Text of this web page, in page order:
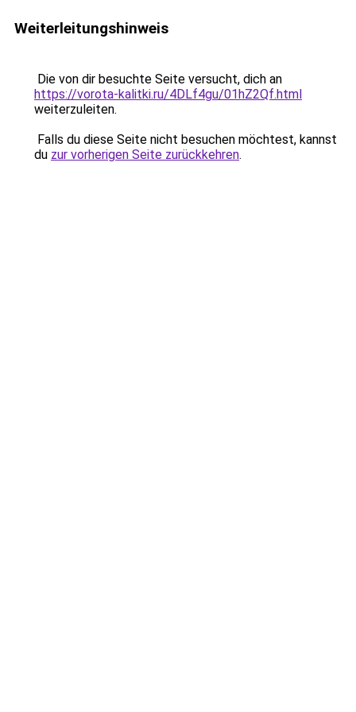
Weiterleitungshinweis
Die von dir besuchte Seite versucht, dich an
https://vorota-kalitki.ru/4DLf4gu/01hZ2Qf.html
weiterzuleiten.
Falls du diese Seite nicht besuchen möchtest, kannst
du zur vorherigen Seite zurückkehren.